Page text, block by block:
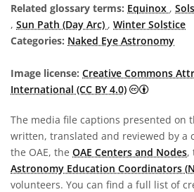
Related glossary terms: Equinox ,
, Sun Path (Day Arc) , Winter Solstice
Categories: Naked Eye Astronomy
Image license: Creative Commons
International (CC BY 4.0)
Creative
The media file captions presented on
written, translated and reviewed by a
the OAE, the OAE Centers and Nodes,
Astronomy Education Coordinators
volunteers. You can find a full list of